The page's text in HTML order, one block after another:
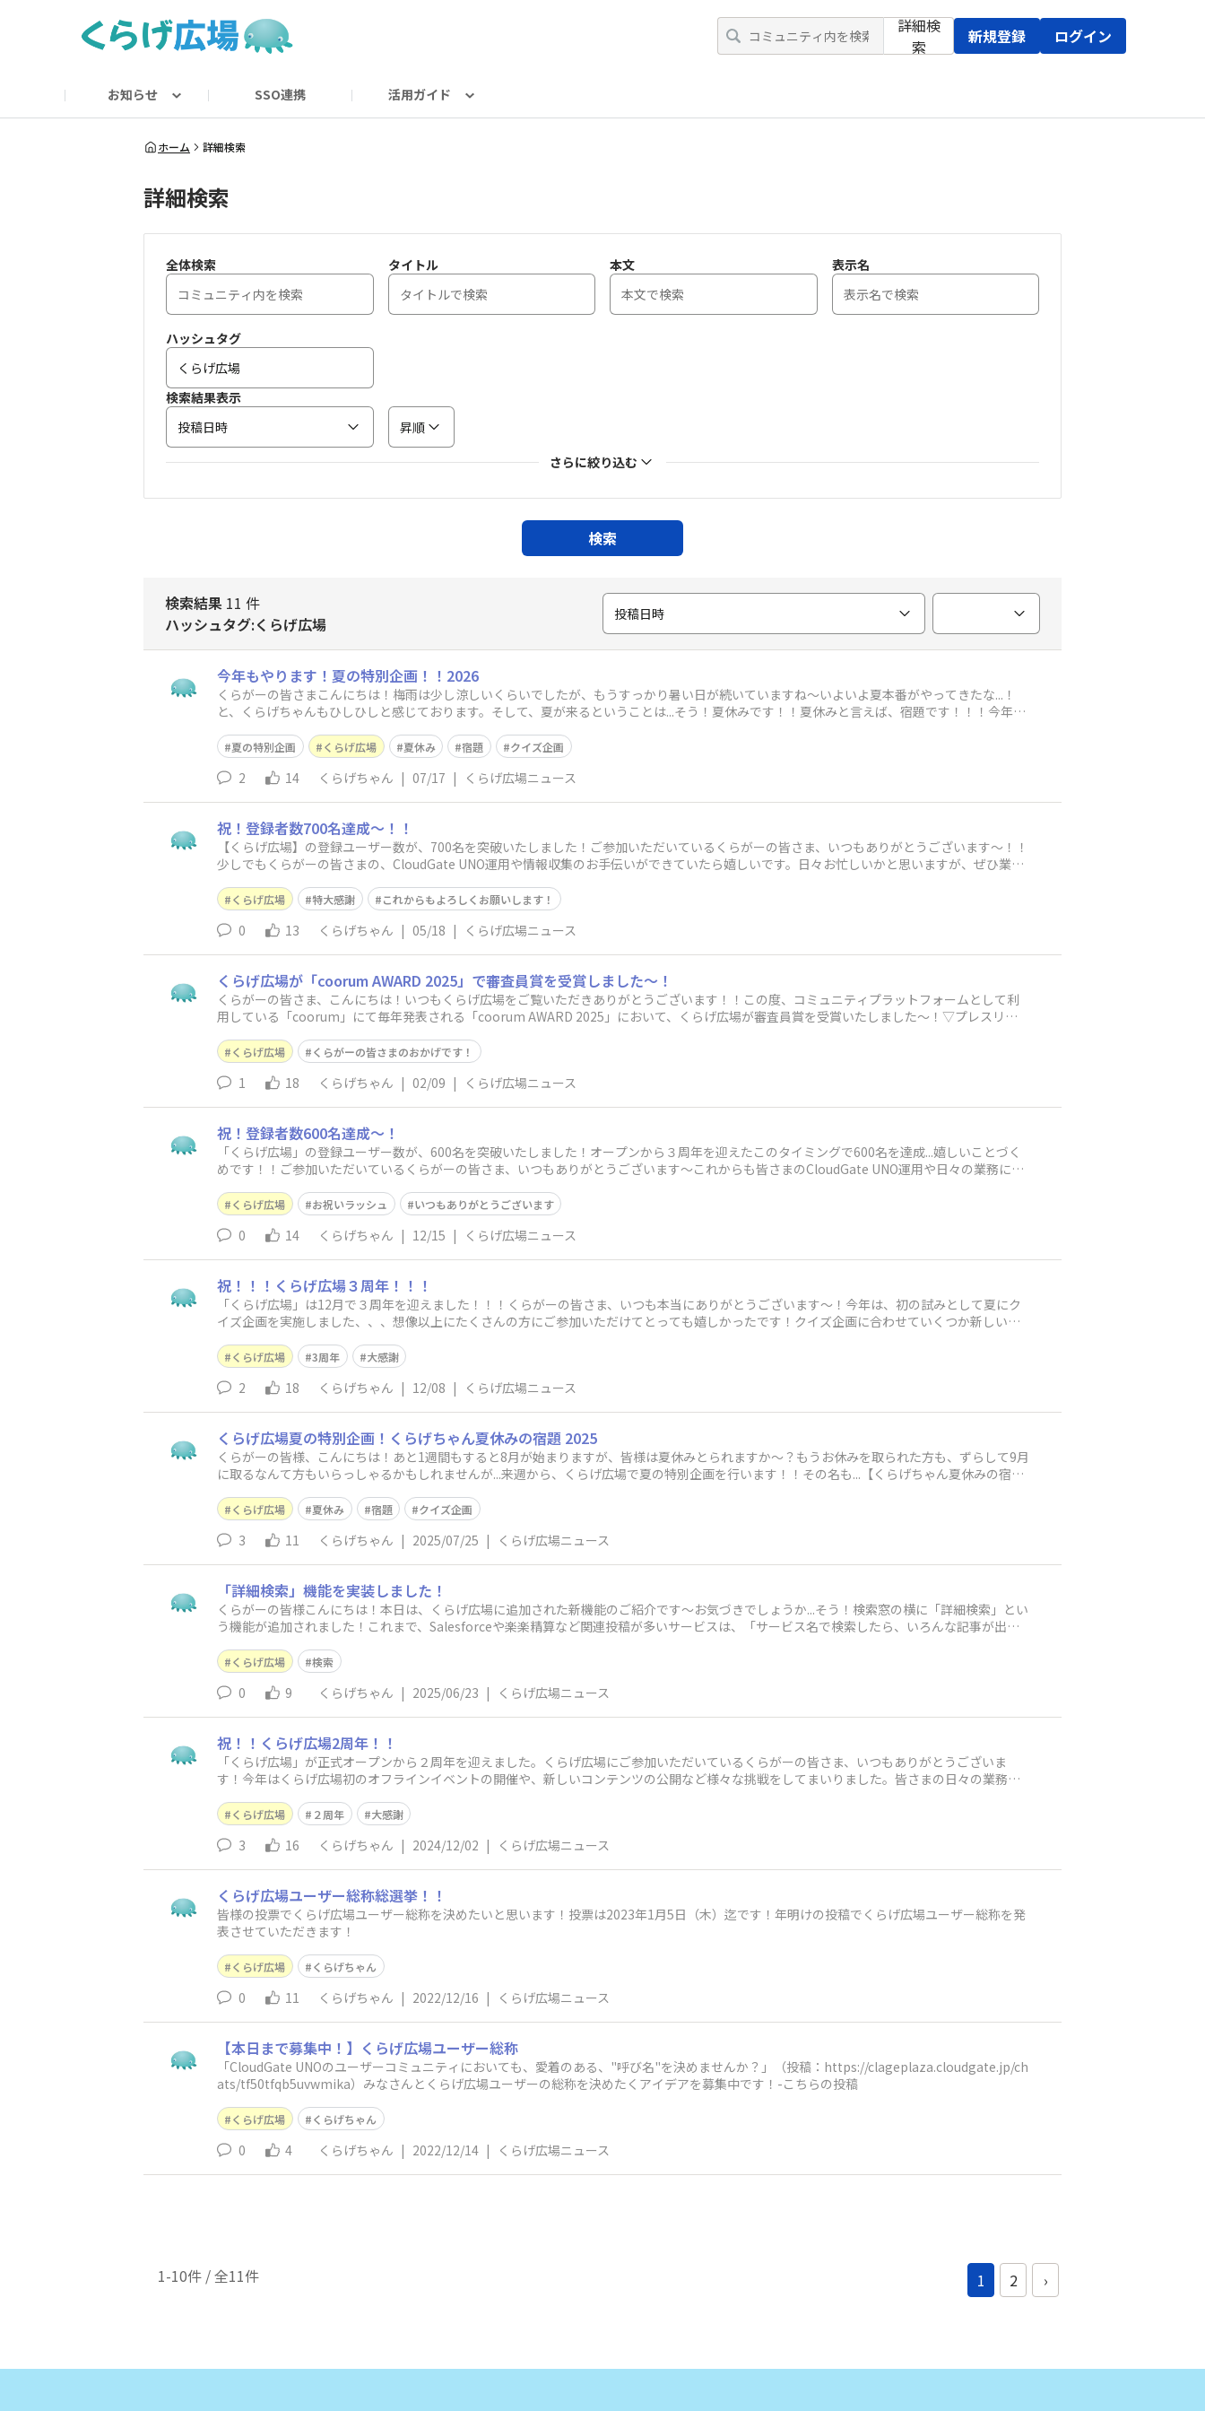
詳細検
索
新規登録 ログイン
お知らせ
お知らせ
SSO連携 活用ガイド
用語集 ホーム 詳細検索
詳細検索
全体検索 タイトル 本文 表示名
ハッシュタグ
検索結果表示
投稿日時
昇順
さらに絞り込む
検索
検索結果 11 件
ハッシュタグ:くらげ広場
投稿日時
今年もやります！夏の特別企画！！2026
くらがーの皆さまこんにちは！梅雨は少し涼しいくらいでしたが、もうすっかり暑い日が続いていますね〜いよいよ夏本番がやってきたな...！
と、くらげちゃんもひしひしと感じております。そして、夏が来るということは...そう！夏休みです！！夏休みと言えば、宿題です！！！今年も
夏の特別企画 くらげ広場 夏休み 宿題 クイズ企画
2 14 くらげちゃん | 07/17 | くらげ広場ニュース
祝！登録者数700名達成〜！！
【くらげ広場】の登録ユーザー数が、700名を突破いたしました！ご参加いただいているくらがーの皆さま、いつもありがとうございます〜！！
少しでもくらがーの皆さまの、CloudGate UNO運用や情報収集のお手伝いができていたら嬉しいです。日々お忙しいかと思いますが、ぜひ業務
くらげ広場 特大感謝 これからもよろしくお願いします！
0 13 くらげちゃん | 05/18 | くらげ広場ニュース
くらげ広場が「coorum AWARD 2025」で審査員賞を受賞しました〜！
くらがーの皆さま、こんにちは！いつもくらげ広場をご覧いただきありがとうございます！！この度、コミュニティプラットフォームとして利
用している「coorum」にて毎年発表される「coorum AWARD 2025」において、くらげ広場が審査員賞を受賞いたしました〜！▽プレスリリ
くらげ広場 くらがーの皆さまのおかげです！
1 18 くらげちゃん | 02/09 | くらげ広場ニュース
祝！登録者数600名達成〜！
「くらげ広場」の登録ユーザー数が、600名を突破いたしました！オープンから３周年を迎えたこのタイミングで600名を達成...嬉しいことづく
めです！！ご参加いただいているくらがーの皆さま、いつもありがとうございます〜これからも皆さまのCloudGate UNO運用や日々の業務にお
くらげ広場 お祝いラッシュ いつもありがとうございます
0 14 くらげちゃん | 12/15 | くらげ広場ニュース
祝！！！くらげ広場３周年！！！
「くらげ広場」は12月で３周年を迎えました！！！くらがーの皆さま、いつも本当にありがとうございます〜！今年は、初の試みとして夏にク
イズ企画を実施しました、、、想像以上にたくさんの方にご参加いただけてとっても嬉しかったです！クイズ企画に合わせていくつか新しいく
くらげ広場 3周年 大感謝
2 18 くらげちゃん | 12/08 | くらげ広場ニュース
くらげ広場夏の特別企画！くらげちゃん夏休みの宿題 2025
くらがーの皆様、こんにちは！あと1週間もすると8月が始まりますが、皆様は夏休みとられますか〜？もうお休みを取られた方も、ずらして9月
に取るなんて方もいらっしゃるかもしれませんが...来週から、くらげ広場で夏の特別企画を行います！！その名も...【くらげちゃん夏休みの宿題
くらげ広場 夏休み 宿題 クイズ企画
3 11 くらげちゃん | 2025/07/25 | くらげ広場ニュース
「詳細検索」機能を実装しました！
くらがーの皆様こんにちは！本日は、くらげ広場に追加された新機能のご紹介です〜お気づきでしょうか...そう！検索窓の横に「詳細検索」とい
う機能が追加されました！これまで、Salesforceや楽楽精算など関連投稿が多いサービスは、「サービス名で検索したら、いろんな記事が出て
くらげ広場 検索
0 9 くらげちゃん | 2025/06/23 | くらげ広場ニュース
祝！！くらげ広場2周年！！
「くらげ広場」が正式オープンから２周年を迎えました。くらげ広場にご参加いただいているくらがーの皆さま、いつもありがとうございま
す！今年はくらげ広場初のオフラインイベントの開催や、新しいコンテンツの公開など様々な挑戦をしてまいりました。皆さまの日々の業務の
くらげ広場 ２周年 大感謝
3 16 くらげちゃん | 2024/12/02 | くらげ広場ニュース
くらげ広場ユーザー総称総選挙！！
皆様の投票でくらげ広場ユーザー総称を決めたいと思います！投票は2023年1月5日（木）迄です！年明けの投稿でくらげ広場ユーザー総称を発
表させていただきます！
くらげ広場 くらげちゃん
0 11 くらげちゃん | 2022/12/16 | くらげ広場ニュース
【本日まで募集中！】くらげ広場ユーザー総称
「CloudGate UNOのユーザーコミュニティにおいても、愛着のある、"呼び名"を決めませんか？」（投稿：https://clageplaza.cloudgate.jp/ch
ats/tf50tfqb5uvwmika）みなさんとくらげ広場ユーザーの総称を決めたくアイデアを募集中です！-こちらの投稿
くらげ広場 くらげちゃん
0 4 くらげちゃん | 2022/12/14 | くらげ広場ニュース
1-10件 / 全11件 1 2 ›